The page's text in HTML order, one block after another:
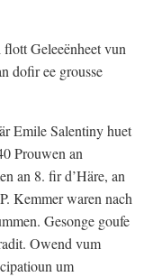
Geleeënheet vun
dofir ee grousse
Emile Salentiny huet
Prouwen an
an 8. fir d’Häre, an
Kemmer waren nach
Gesonge goufe
Owend vum
um